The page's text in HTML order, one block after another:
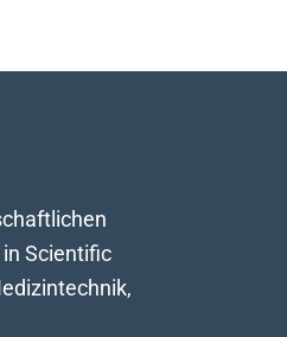
Scientific